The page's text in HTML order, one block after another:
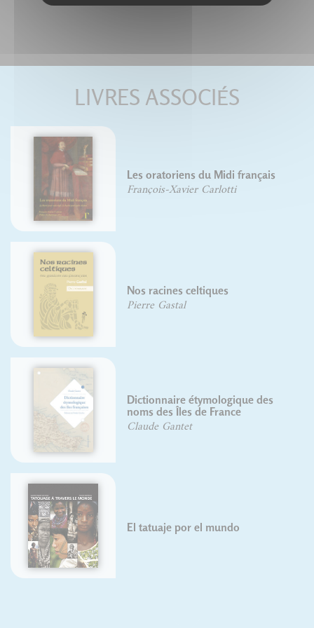
LIVRES ASSOCIÉS
Les oratoriens du Midi français
François-Xavier Carlotti
Nos racines celtiques
Pierre Gastal
Dictionnaire étymologique des
noms des Îles de France
Claude Gantet
El tatuaje por el mundo